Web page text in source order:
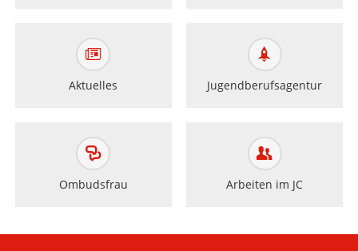
Aktuelles Jugendberufsagentur
Ombudsfrau Arbeiten im JC